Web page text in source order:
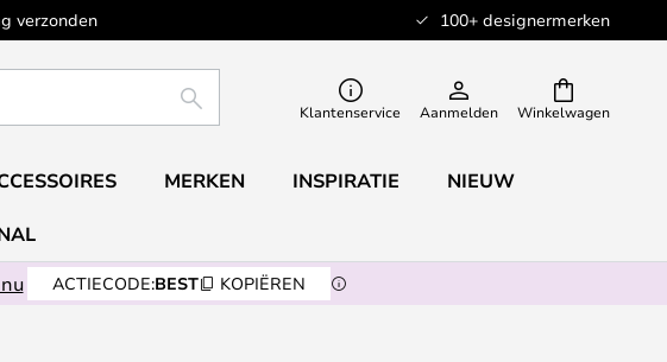
verzonden 100+ designermerken
Winkelwagen
ZOEKEN Klantenservice Aanmelden
MERKEN INSPIRATIE NIEUW
ACTIECODE:BEST KOPIËREN